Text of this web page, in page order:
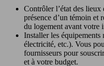
Contrôler l’état des lieux
présence d’un témoin et
du logement avant votre
Installer les équipements
électricité, etc.). Vous
fournisseurs pour
et à votre budget.